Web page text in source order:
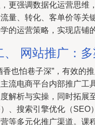
更强调数据化运营思维
量、转化、客单价等关
的运营策略，实现店铺
、 网站推广：
香也怕巷子深”，有效的
流电商平台内部推广工
解析与实操，同时拓展
、搜索引擎优化（SEO
等多元化推广渠道。课